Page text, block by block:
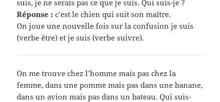
suis, je ne serais pas ce que je suis. Qui suis-je ?
Réponse : c’est le chien qui suit son maître.
On joue une nouvelle fois sur la confusion je suis
(verbe être) et je suis (verbe suivre).
On me trouve chez l’homme mais pas chez la
femme, dans une pomme mais pas dans une banane,
dans un avion mais pas dans un bateau. Qui suis-